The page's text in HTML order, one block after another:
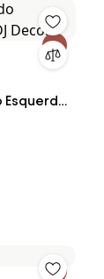
Esquerdo